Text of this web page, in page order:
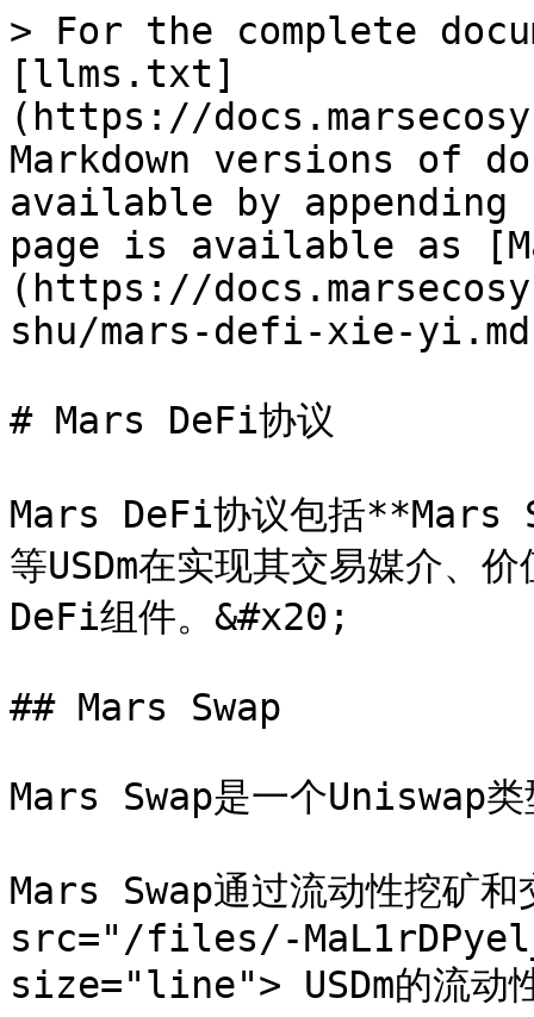
> For the complete
[llms.txt]
(https://
Markdown versions of
available by
page is available as
(https://
shu/mars-defi-xie-
# Mars DeFi协议
Mars DeFi协议包括
等USDm在实现其交易媒介、
DeFi组件。&#x20;
## Mars Swap
Mars Swap是一个Uniswap类
Mars Swap通过流动性挖矿
src="/files/-
size="line"> USDm的流动